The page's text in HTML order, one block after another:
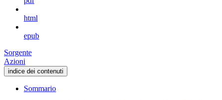
html
epub
Sorgente
Azioni
indice dei contenuti
Sommario